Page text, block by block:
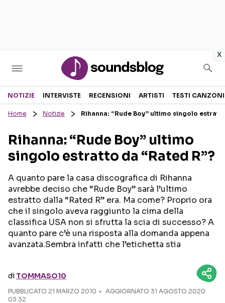
x
Sezioni
RECENSIONI MUSICALI
INTERVISTE
GOSSIP E CURIOSITÀ
TESTI CANZONI
TOUR ED EVENTI
TALENT SHOW
Seguici sui social
NOTIZIE INTERVISTE RECENSIONI ARTISTI TESTI CANZONI
Home Notizie Rihanna: “Rude Boy” ultimo singolo
Rihanna: “Rude Boy” ultimo
singolo estratto da “Rated R”?
A quanto pare la casa discografica di Rihanna
avrebbe deciso che “Rude Boy” sarà l’ultimo
estratto dalla “Rated R” era. Ma come? Proprio ora
che il singolo aveva raggiunto la cima della
classifica USA non si sfrutta la scia di successo? A
quanto pare c’è una risposta alla domanda appena
avanzata.Sembra infatti che l’etichetta stia
di TOMMASO10
PUBBLICATO 21 MARZO 2010
AGGIORNATO 31 AGOSTO 2020
03:32